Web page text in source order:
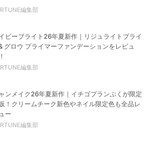
編集部
ビーブライト26年夏新作｜リジュライトブライ
グロウ プライマーファンデーションをレビュ
編集部
ンメイク26年夏新作｜イチゴプランぷくが限定
！クリームチーク新色やネイル限定色も全品レ
ー
編集部